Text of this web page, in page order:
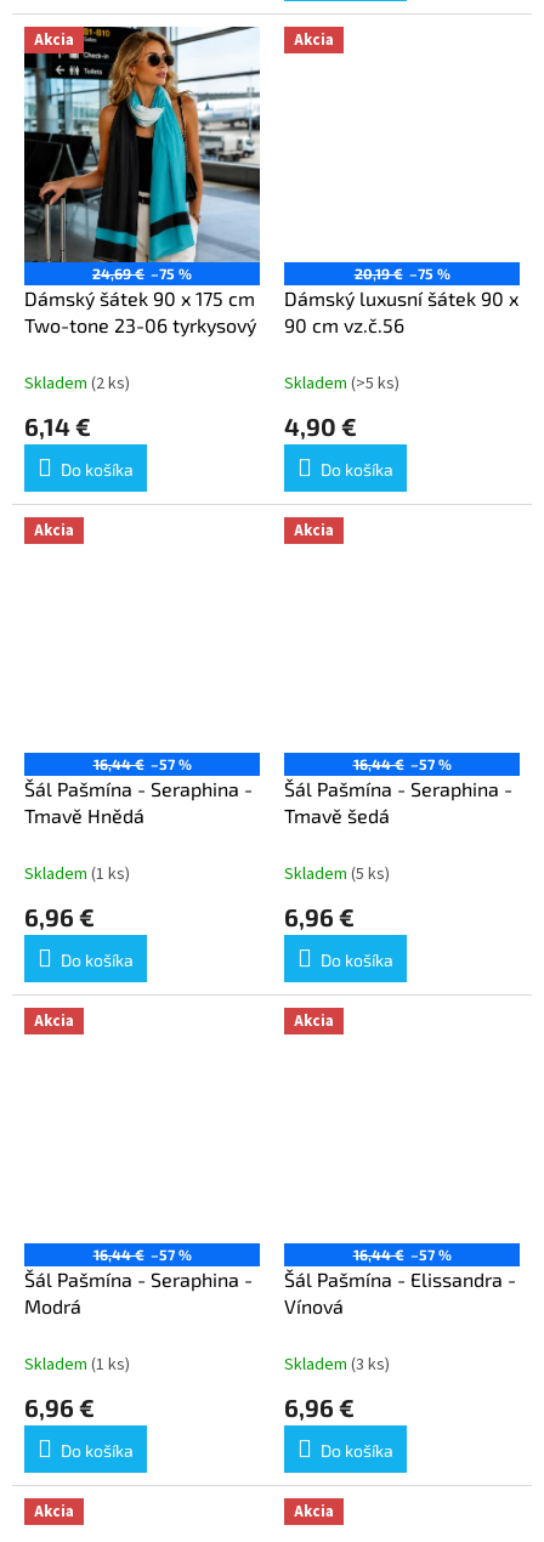
5
hviezdičiek.
Akcia
24,69 € –75 %
Dámský šátek 90 x 175 cm
Two-tone 23-06 tyrkysový
Skladem (2 ks)
6,14 €
Do košíka
Akcia
20,19 € –75 %
Dámský luxusní šátek 90 x
90 cm vz.č.56
Skladem (>5 ks)
4,90 €
Do košíka
Akcia
16,44 € –57 %
Šál Pašmína - Seraphina -
Tmavě Hnědá
Skladem (1 ks)
6,96 €
Do košíka
Akcia
16,44 € –57 %
Šál Pašmína - Seraphina -
Tmavě šedá
Skladem (5 ks)
6,96 €
Do košíka
Akcia
16,44 € –57 %
Šál Pašmína - Seraphina -
Modrá
Skladem (1 ks)
6,96 €
Do košíka
Akcia
16,44 € –57 %
Šál Pašmína - Elissandra -
Vínová
Skladem (3 ks)
6,96 €
Do košíka
Akcia Akcia